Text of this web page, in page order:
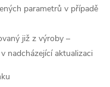
parametrů v případě
již z výroby –
nadcházející aktualizaci